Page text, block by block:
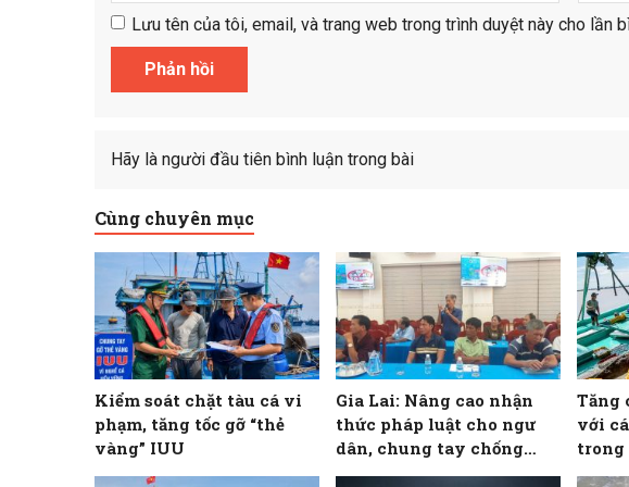
Lưu tên của tôi, email, và trang web trong trình duyệt này cho lần
Hãy là người đầu tiên bình luận trong bài
Cùng chuyên mục
Kiểm soát chặt tàu cá vi
phạm, tăng tốc gỡ “thẻ
vàng” IUU
Gia Lai: Nâng cao nhận
thức pháp luật cho ngư
dân, chung tay chống
khai thác IUU
Tăng
với
trong